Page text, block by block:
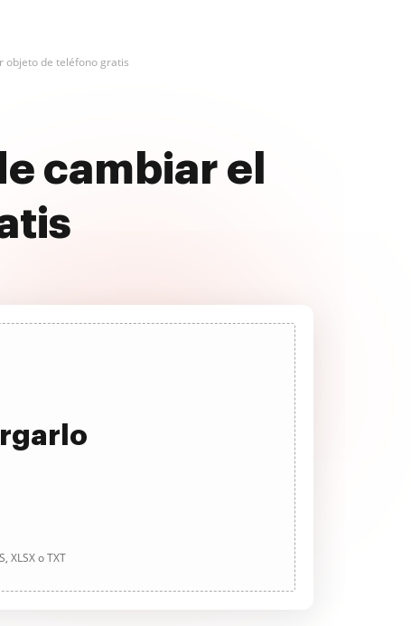
objeto de teléfono gratis
cambiar el
XLSX o TXT